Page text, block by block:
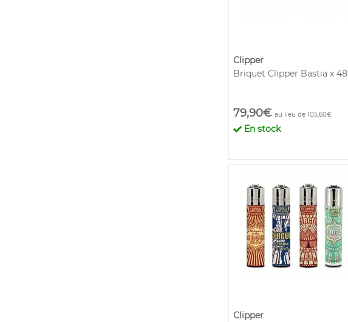
Clipper
Briquet Clipper Bastia x 48
79,90€ au lieu de 105,60€
En stock
Clipper